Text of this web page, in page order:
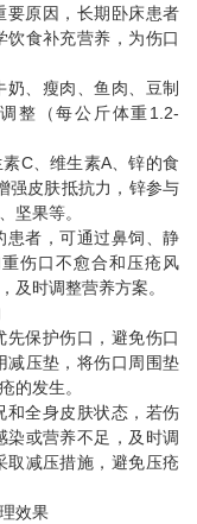
要原因，长期卧床患者
饮食补充营养，为伤口
、瘦肉、鱼肉、豆制
整（每公斤体重1.2-
C、维生素A、锌的食
强皮肤抵抗力，锌参与
坚果等。
患者，可通过鼻饲、静
伤口不愈合和压疮风
及时调整营养方案。
保护伤口，避免伤口
减压垫，将伤口周围垫
的发生。
和全身皮肤状态，若伤
染或营养不足，及时调
取减压措施，避免压疮
效果